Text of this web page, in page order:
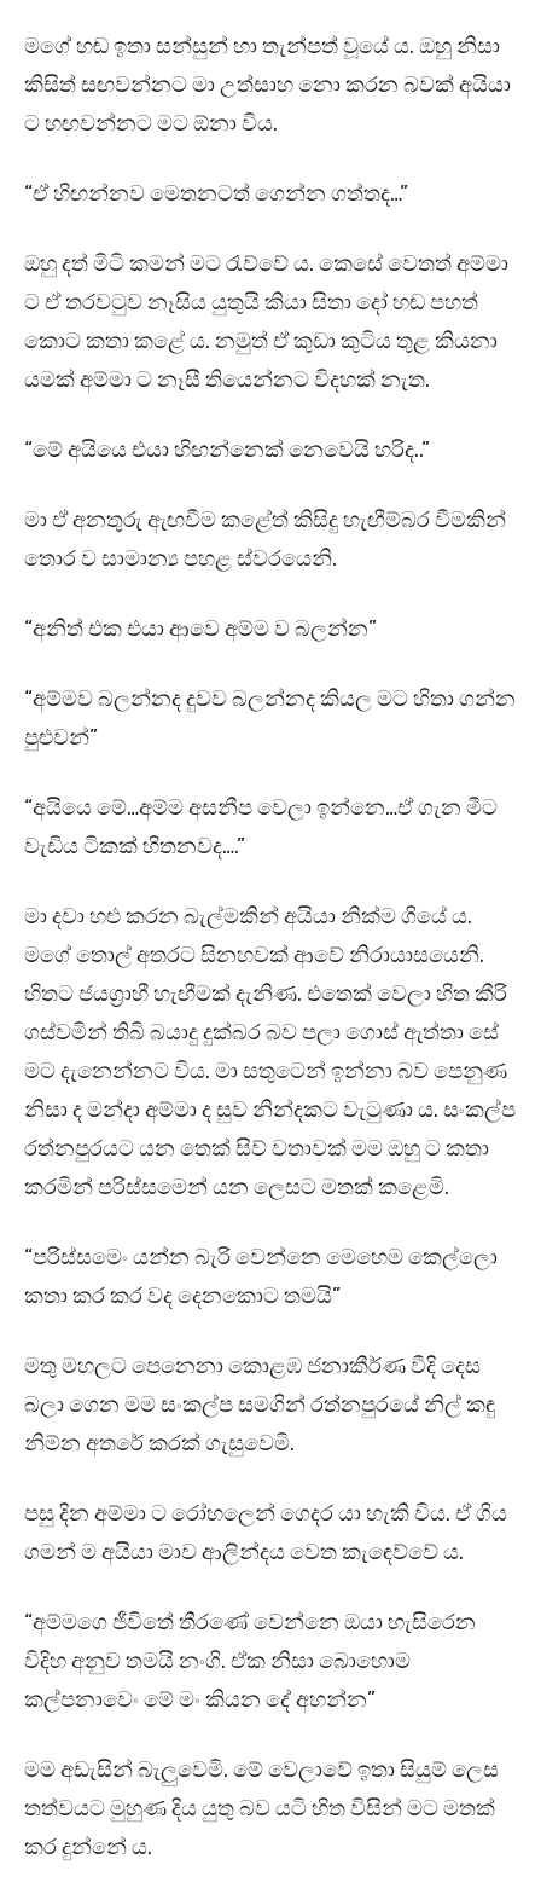
මගේ හඬ ඉතා සන්සුන් හා තැන්පත් වූයේ ය. ඔහු නිසා
කිසිත් සඟවන්නට මා උත්සාහ නො කරන බවක් අයියා
ට හඟවන්නට මට ඕනා විය.
“ඒ හිඟන්නව මෙතනටත් ගෙන්න ගත්තද…”
ඔහු දත් මිටි කමන් මට රැව්වේ ය. කෙසේ වෙතත් අම්මා
ට ඒ තරවටුව නෑසිය යුතුයි කියා සිතා දෝ හඬ පහත්
කොට කතා කළේ ය. නමුත් ඒ කුඩා කුටිය තුළ කියනා
යමක් අම්මා ට නෑසී තියෙන්නට විදහක් නැත.
“මේ අයියෙ එයා හිඟන්නෙක් නෙවෙයි හරිද..”
මා ඒ අනතුරු ඇඟවීම කළේත් කිසිදු හැඟීම්බර වීමකින්
තොර ව සාමාන්‍ය පහළ ස්වරයෙනි.
“අනිත් එක එයා ආවෙ අම්ම ව බලන්න”
“අම්මව බලන්නද දුවව බලන්නද කියල මට හිතා ගන්න
පුළුවන්”
“අයියෙ මේ…අම්ම අසනීප වෙලා ඉන්නෙ…ඒ ගැන මීට
වැඩිය ටිකක් හිතනවද….”
මා දවා හළු කරන බැල්මකින් අයියා නික්ම ගියේ ය.
මගේ තොල් අතරට සිනහවක් ආවේ නිරායාසයෙනි.
හිතට ජයග්‍රාහී හැඟීමක් දැනිණ. එතෙක් වෙලා හිත කීරි
ගස්වමින් තිබි බයාදු දුක්බර බව පලා ගොස් ඇත්තා සේ
මට දැනෙන්නට විය. මා සතුටෙන් ඉන්නා බව පෙනුණ
නිසා ද මන්දා අම්මා ද සුව නින්දකට වැටුණා ය. සංකල්ප
රත්නපුරයට යන තෙක් සිව් වතාවක් මම ඔහු ට කතා
කරමින් පරිස්සමෙන් යන ලෙසට මතක් කළෙමි.
“පරිස්සමෙං යන්න බැරි වෙන්නෙ මෙහෙම කෙල්ලො
කතා කර කර වද දෙනකොට තමයි”
මතු මහලට පෙනෙනා කොළඹ ජනාකීර්ණ වීදි දෙස
බලා ගෙන මම සංකල්ප සමගින් රත්නපුරයේ නිල් කඳු
නිම්න අතරේ කරක් ගැසුවෙමි.
පසු දින අම්මා ට රෝහලෙන් ගෙදර යා හැකි විය. ඒ ගිය
ගමන් ම අයියා මාව ආලින්දය වෙත කැඳෙව්වේ ය.
“අම්මගෙ ජීවිතේ තීරණේ වෙන්නෙ ඔයා හැසිරෙන
විදිහ අනුව තමයි නංගි. ඒක නිසා බොහොම
කල්පනාවෙං මේ මං කියන දේ අහන්න”
මම අඩැසින් බැලුවෙමි. මේ වෙලාවේ ඉතා සියුම් ලෙස
තත්වයට මුහුණ දිය යුතු බව යටි හිත විසින් මට මතක්
කර දුන්නේ ය.